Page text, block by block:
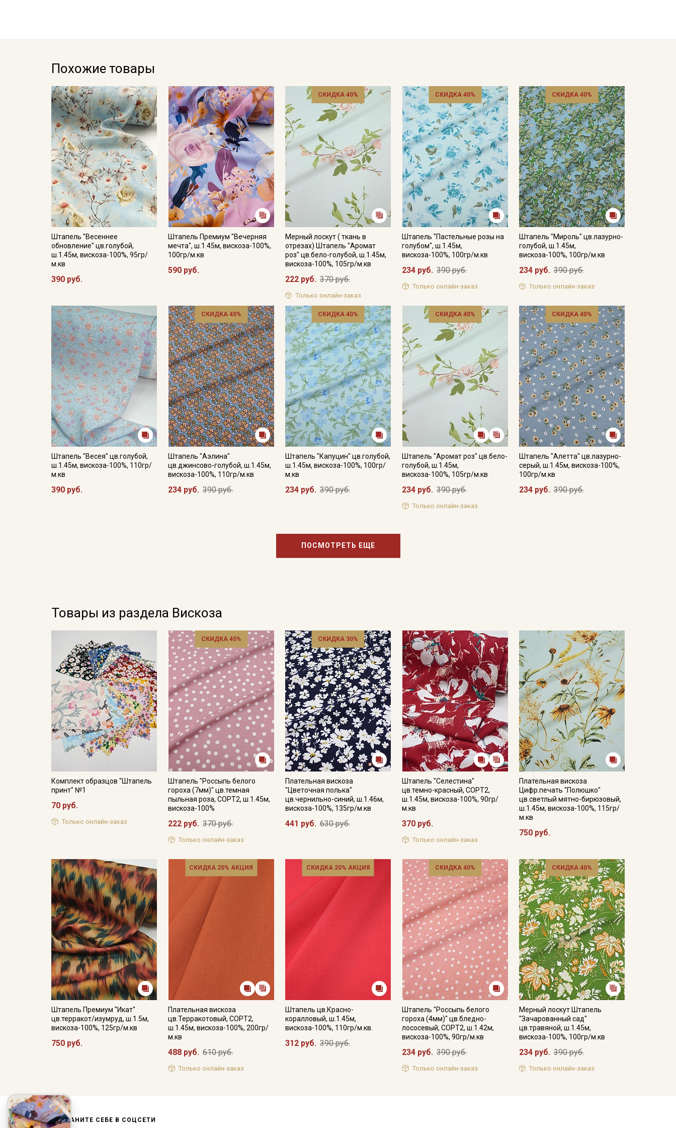
единичные вплетения нитей другого цвета, дефекты вдоль кромки на расстоянии до 5см от края браком не
являются. Ширина ткани ±2см. Просим учитывать это при покупке.
Цветопередача может отличаться от оригинального цвета ткани в зависимости от настроек вашего монитора и
в зависимости от партии.
Похожие товары
Штапель "Весеннее
обновление" цв.голубой,
ш.1.45м, вискоза-100%, 95гр/
м.кв
390 руб.
Штапель Премиум "Вечерняя
мечта", ш.1.45м, вискоза-100%,
100гр/м.кв
590 руб.
СКИДКА 40%
Мерный лоскут ( ткань в
отрезах) Штапель "Аромат
роз" цв.бело-голубой, ш.1.45м,
вискоза-100%, 105гр/м.кв
222 руб. 370 руб.
Только онлайн-заказ
СКИДКА 40%
Штапель "Пастельные розы на
голубом", ш.1.45м,
вискоза-100%, 100гр/м.кв
234 руб. 390 руб.
Только онлайн-заказ
СКИДКА 40%
Штапель "Мироль" цв.лазурно-
голубой, ш.1.45м,
вискоза-100%, 100гр/м.кв
234 руб. 390 руб.
Только онлайн-заказ
Штапель "Весея" цв.голубой,
ш.1.45м, вискоза-100%, 110гр/
м.кв
390 руб.
СКИДКА 40%
Штапель "Аэлина"
цв.джинсово-голубой, ш.1.45м,
вискоза-100%, 110гр/м.кв
234 руб. 390 руб.
СКИДКА 40%
Штапель "Капуцин" цв.голубой,
ш.1.45м, вискоза-100%, 100гр/
м.кв
234 руб. 390 руб.
СКИДКА 40%
Штапель "Аромат роз" цв.бело-
голубой, ш.1.45м,
вискоза-100%, 105гр/м.кв
234 руб. 390 руб.
Только онлайн-заказ
СКИДКА 40%
Штапель "Алетта" цв.лазурно-
серый, ш.1.45м, вискоза-100%,
100гр/м.кв
234 руб. 390 руб.
ПОСМОТРЕТЬ ЕЩЕ
Товары из раздела Вискоза
Комплект образцов "Штапель
принт" №1
70 руб.
Только онлайн-заказ
СКИДКА 40%
Штапель "Россыпь белого
гороха (7мм)" цв.темная
пыльная роза, СОРТ2, ш.1.45м,
вискоза-100%
222 руб. 370 руб.
Только онлайн-заказ
СКИДКА 30%
Плательная вискоза
"Цветочная полька"
цв.чернильно-синий, ш.1.46м,
вискоза-100%, 135гр/м.кв
441 руб. 630 руб.
Штапель "Селестина"
цв.темно-красный, СОРТ2,
ш.1.45м, вискоза-100%, 90гр/
м.кв
370 руб.
Только онлайн-заказ
Плательная вискоза
Цифр.печать "Полюшко"
цв.светлый мятно-бирюзовый,
ш.1.45м, вискоза-100%, 115гр/
м.кв
750 руб.
Штапель Премиум "Икат"
цв.терракот/изумруд, ш.1.5м,
вискоза-100%, 125гр/м.кв
750 руб.
СКИДКА 20% АКЦИЯ
Плательная вискоза
цв.Терракотовый, СОРТ2,
ш.1.45м, вискоза-100%, 200гр/
м.кв
488 руб. 610 руб.
Только онлайн-заказ
СКИДКА 20% АКЦИЯ
Штапель цв.Красно-
коралловый, ш.1.45м,
вискоза-100%, 110гр/м.кв.
312 руб. 390 руб.
СКИДКА 40%
Штапель "Россыпь белого
гороха (4мм)" цв.бледно-
лососевый, СОРТ2, ш.1.42м,
вискоза-100%, 90гр/м.кв
234 руб. 390 руб.
Только онлайн-заказ
СКИДКА 40%
Мерный лоскут Штапель
"Зачарованный сад"
цв.травяной, ш.1.45м,
вискоза-100%, 100гр/м.кв
234 руб. 390 руб.
Только онлайн-заказ
СОХРАНИТЕ СЕБЕ В СОЦСЕТИ
Секретная рассылка от
Купава
Мы публикуем здесь дополнительные
промокоды и скидки до 30% на узкие
категории тканей
Электронная почта
Подписаться
Ознакомлен(а) сПолитикой обработки персональных
данных
и даю
Согласие на обработку персональных
данных
ДаюСогласие на получение рекламных и